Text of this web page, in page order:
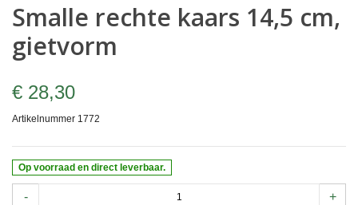
Smalle rechte kaars 14,5 cm,
gietvorm
€ 28,30
Artikelnummer 1772
Op voorraad en direct leverbaar.
- +